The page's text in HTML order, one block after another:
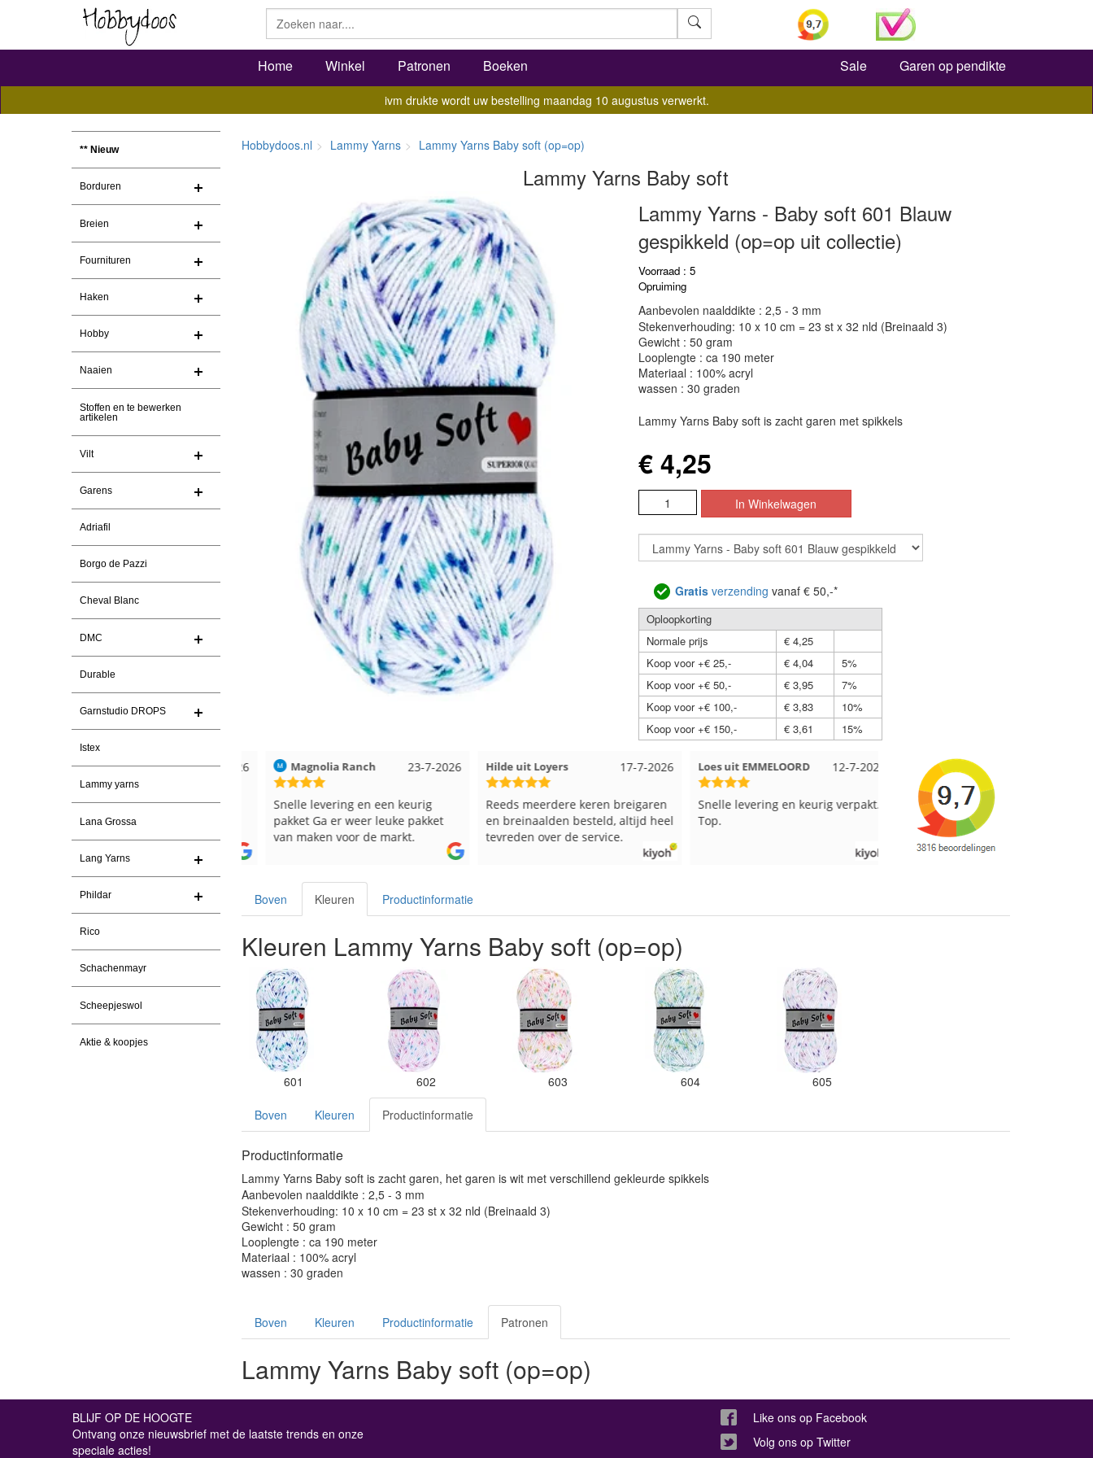
Zoeken
Home Winkel Patronen Boeken Sale Garen op pendikte
ivm drukte wordt uw bestelling maandag 10 augustus verwerkt.
** Nieuw
Borduren
Breien
Fournituren
Haken
Hobby
Naaien
Stoffen en te bewerken
artikelen
Vilt
Garens
Adriafil
Borgo de Pazzi
Cheval Blanc
DMC
Durable
Garnstudio DROPS
Istex
Lammy yarns
Lana Grossa
Lang Yarns
Phildar
Rico
Schachenmayr
Scheepjeswol
Aktie & koopjes
Hobbydoos.nl Lammy Yarns Lammy Yarns Baby soft (op=op)
Lammy Yarns Baby soft
Lammy Yarns - Baby soft 601 Blauw
gespikkeld (op=op uit collectie)
Voorraad : 5
Opruiming
Aanbevolen naalddikte : 2,5 - 3 mm
Stekenverhouding: 10 x 10 cm = 23 st x 32 nld (Breinaald 3)
Gewicht : 50 gram
Looplengte : ca 190 meter
Materiaal : 100% acryl
wassen : 30 graden
Lammy Yarns Baby soft is zacht garen met spikkels
€ 4,25
Gratisverzending vanaf € 50,-*
Oploopkorting
Normale prijs
€ 4,25
Koop voor +€ 25,-
€ 4,04
5%
Koop voor +€ 50,-
€ 3,95
7%
Koop voor +€ 100,-
€ 3,83
10%
Koop voor +€ 150,-
€ 3,61 15%
30-7-2026
Christel Vanderlinden
Snelle levering. En prima garen
23-7-2026
Magnolia Ranch
Snelle levering en een keurig
pakket Ga er weer leuke pakket
van maken voor de markt.
17-7-2026
Hilde uit Loyers
Reeds meerdere keren breigaren
en breinaalden besteld, altijd heel
tevreden over de service.
12-7-2026
Loes uit EMMELOORD
Snelle levering en keurig verpakt.
Top.
Nell uit Beuningen
Goed verpakt en snelgeleverd
Boven Kleuren Productinformatie
Kleuren Lammy Yarns Baby soft (op=op)
601 602 603 604 605
Boven Kleuren Productinformatie
Productinformatie
Lammy Yarns Baby soft is zacht garen, het garen is wit met verschillend gekleurde spikkels
Aanbevolen naalddikte : 2,5 - 3 mm
Stekenverhouding: 10 x 10 cm = 23 st x 32 nld (Breinaald 3)
Gewicht : 50 gram
Looplengte : ca 190 meter
Materiaal : 100% acryl
wassen : 30 graden
Boven Kleuren Productinformatie Patronen
Lammy Yarns Baby soft (op=op)
BLIJF OP DE HOOGTE
Ontvang onze nieuwsbrief met de laatste trends en onze
speciale acties!
Like ons op Facebook
Volg ons op Twitter